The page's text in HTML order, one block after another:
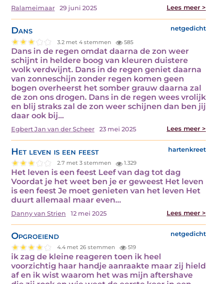
Ralameimaar 29 juni 2025 Lees meer >
Dans netgedicht
3.2 met 4 stemmen 585
Dans in de regen omdat daarna de zon weer
schijnt in heldere boog van kleuren duistere
wolk verdwijnt. Dans in de regen geniet daarna
van zonneschijn zonder regen komen geen
bogen overheerst het somber grauw daarna zal
de zon ons drogen. Dans in de regen wees vrolijk
en blij straks zal de zon weer schijnen dan ben jij
daar ook bij…
Egbert Jan van der Scheer 23 mei 2025 Lees meer >
Het leven is een feest hartenkreet
2.7 met 3 stemmen 1.329
Het leven is een feest Leef van dag tot dag
Voordat je het weet ben je er geweest Het leven
is een feest Je moet genieten van het leven Het
duurt allemaal maar even…
Danny van Strien 12 mei 2025 Lees meer >
Opgroeiend netgedicht
4.4 met 26 stemmen 519
ik zag de kleine reageren toen ik heel
voorzichtig haar handje aanraakte maar zij hield
af en ik wist waarom het was mijn aftershave